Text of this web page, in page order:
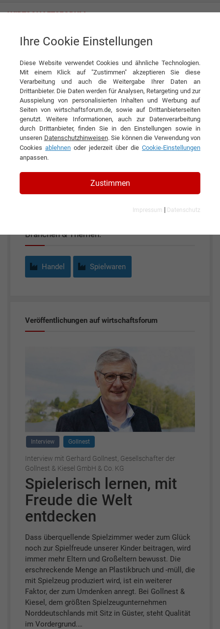
Gollnest & Kiesel GmbH & Co. KG
KONTAKT
Gollnest & Kiesel GmbH & Co.
KG
Branchen & Themen:
Handel Spielwaren
Veröffentlichungen auf wirtschaftsforum
Interview Gollnest
Interview mit Gerhard Gollnest, Gesellschafter der
Gollnest & Kiesel GmbH & Co. KG
Spielerisch lernen, mit
Freude die Welt
entdecken
Dass überquellende Spielzimmer weder zum Glück
noch zur Spielfreude unserer Kinder beitragen, wird
immer mehr Eltern und Großeltern bewusst. Die
erschreckende Menge an Plastikbruch und -müll, die
mit Spielzeug produziert wird, ist ein weiterer
Faktor, der zum Umdenken anregt. Bei Gollnest &
Kiesel, dem größten Spielzeugunternehmen
Norddeutschlands mit Sitz in Güster, steht Qualität
im Vordergrund.…
Ihre Cookie Einstellungen
Diese Website verwendet Cookies und ähnliche Technologien.
Mit einem Klick auf "Zustimmen" akzeptieren Sie diese
Verarbeitung und auch die Weitergabe Ihrer Daten an
Drittanbieter. Die Daten werden für Analysen, Retargeting und zur
Ausspielung von personalisierten Inhalten und Werbung auf
Seiten von wirtschaftsforum.de, sowie auf Drittanbieterseiten
genutzt. Weitere Informationen, auch zur Datenverarbeitung
durch Drittanbieter, finden Sie in den Einstellungen sowie in
unseren Datenschutzhinweisen. Sie können die Verwendung von
Cookies ablehnen oder jederzeit über die Cookie-Einstellungen
anpassen.
Zustimmen
Impressum | Datenschutz